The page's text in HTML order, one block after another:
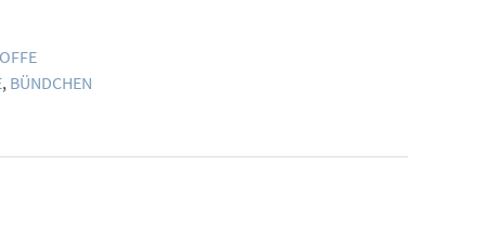
, BÜNDCHEN